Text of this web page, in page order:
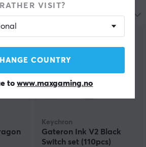
VISIT?
COUNTRY
towww.maxgaming.no
Mest populære
Keychron
Gateron Ink V2 Black
Switch set (110pcs)